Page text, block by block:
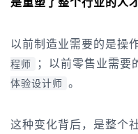
以前制造业需要的是操
程师
；以前零售业需要
体验设计师 。
这种变化背后，是整个